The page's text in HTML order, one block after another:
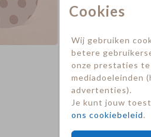
Cookies
Wij gebruiken
betere
onze prestaties te
mediadoeleinden
advertenties).
Je kunt jouw
ons cookiebeleid.